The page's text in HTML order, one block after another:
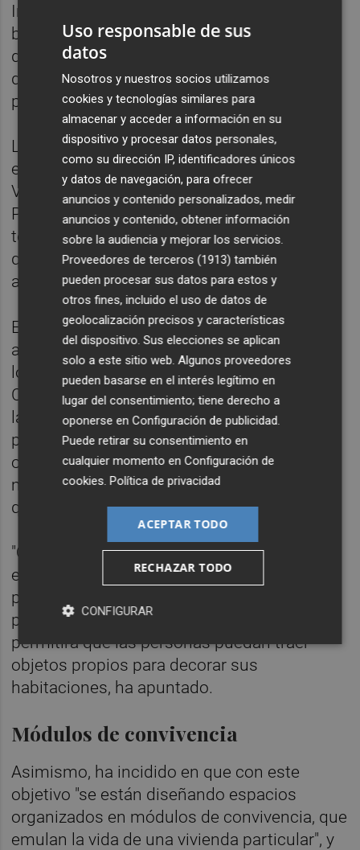
Infraestructuras de Servicios Sociales, y se
basa pequeños módulos de convivencia,
donde las habitaciones serán individuales o
dobles, y cada espacio contará con una
pequeña cocina office independiente.
Las nuevas infraestructuras públicas que se
están poniendo en marcha desde la
Vicepresidencia y Conselleria de Igualdad y
Políticas Inclusivas se están diseñando
teniendo en cuenta el modelo residencial
que se proyectó la pasada legislatura y los
aprendizajes extraídos de la covid-19.
En este sentido, ha recordado que la
atención "centrada en la persona es uno de
los puntales que centra la gestión del
Consell del Botànic, donde el bienestar de
las personas usuarias de los servicios
públicos es prioritaria por encima de
objetivos de carácter económico, que
muchas veces acaban lastrando la atención
que reciben".
"Queremos que las personas se encuentren
en un espacio que les recuerde lo máximo
posible a un hogar", por lo que se apuesta
por espacios más reducidos, donde se
permitirá que las personas puedan traer
objetos propios para decorar sus
habitaciones, ha apuntado.
Módulos de convivencia
Asimismo, ha incidido en que con este
objetivo "se están diseñando espacios
organizados en módulos de convivencia, que
emulan la vida de una vivienda particular", y
Uso responsable de sus
datos
Nosotros y nuestros socios utilizamos
cookies y tecnologías similares para
almacenar y acceder a información en su
dispositivo y procesar datos personales,
como su dirección IP, identificadores únicos
y datos de navegación, para ofrecer
anuncios y contenido personalizados, medir
anuncios y contenido, obtener información
sobre la audiencia y mejorar los servicios.
Proveedores de terceros (1913) también
pueden procesar sus datos para estos y
otros fines, incluido el uso de datos de
geolocalización precisos y características
del dispositivo. Sus elecciones se aplican
solo a este sitio web. Algunos proveedores
pueden basarse en el interés legítimo en
lugar del consentimiento; tiene derecho a
oponerse enConfiguración de publicidad
Puede retirar su consentimiento en
cualquier momento enConfiguración de
cookies .Política de privacidad
ACEPTAR TODO
RECHAZAR TODO
CONFIGURAR